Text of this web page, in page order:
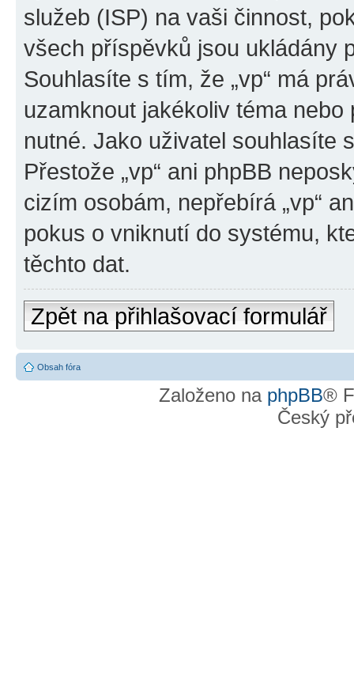
služeb (ISP) na vaši činnost,
všech příspěvků jsou ukládány
Souhlasíte s tím, že „vp“ má
uzamknout jakékoliv téma
nutné. Jako uživatel souhlasíte
Přestože „vp“ ani phpBB
cizím osobám, nepřebírá „vp“
pokus o vniknutí do systému,
těchto dat.
Zpět na přihlašovací formulář
Obsah fóra
Založeno na phpBB®
Český